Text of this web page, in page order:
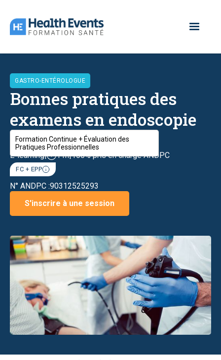
GASTRO-ENTÉROLOGUE
Bonnes pratiques des
examens en endoscopie
digestive
E-learning| 11h|100% pris en charge ANDPC
Formation Continue + Évaluation des
Pratiques Professionnelles
FC + EPP
N° ANDPC :90312525293
S'inscrire à une session